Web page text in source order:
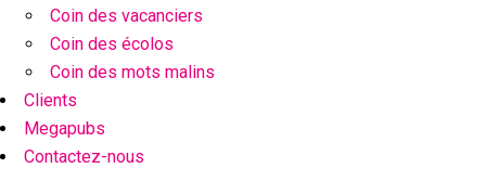
Coin des vacanciers
Coin des écolos
Coin des mots malins
Clients
Megapubs
Contactez-nous